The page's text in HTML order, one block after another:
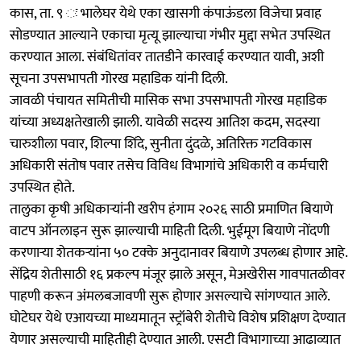
कास, ता. ९ ः भालेघर येथे एका खासगी कंपाऊंडला विजेचा प्रवाह
सोडण्यात आल्याने एकाचा मृत्यू झाल्याचा गंभीर मुद्दा सभेत उपस्थित
करण्यात आला. संबंधितांवर तातडीने कारवाई करण्यात यावी, अशी
सूचना उपसभापती गोरख महाडिक यांनी दिली.
जावळी पंचायत समितीची मासिक सभा उपसभापती गोरख महाडिक
यांच्या अध्यक्षतेखाली झाली. यावेळी सदस्य आतिश कदम, सदस्या
चारुशीला पवार, शिल्पा शिंदे, सुनीता दुंदळे, अतिरिक्त गटविकास
अधिकारी संतोष पवार तसेच विविध विभागांचे अधिकारी व कर्मचारी
उपस्थित होते.
तालुका कृषी अधिकाऱ्यांनी खरीप हंगाम २०२६ साठी प्रमाणित बियाणे
वाटप ऑनलाइन सुरू झाल्याची माहिती दिली. भुईमूग बियाणे नोंदणी
करणाऱ्या शेतकऱ्यांना ५० टक्के अनुदानावर बियाणे उपलब्ध होणार आहे.
सेंद्रिय शेतीसाठी १६ प्रकल्प मंजूर झाले असून, मेअखेरीस गावपातळीवर
पाहणी करून अंमलबजावणी सुरू होणार असल्याचे सांगण्यात आले.
घोटेघर येथे एआयच्या माध्यमातून स्ट्रॉबेरी शेतीचे विशेष प्रशिक्षण देण्यात
येणार असल्याची माहितीही देण्यात आली. एसटी विभागाच्या आढाव्यात